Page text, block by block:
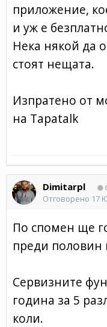
приложение,
и уж е
Нека някой да
стоят нещата.
Изпратено от
на Tapatalk
Dimitarpl
Отговорено 17
По спомен ще
преди половин
Сервизните
година за 5
коли.